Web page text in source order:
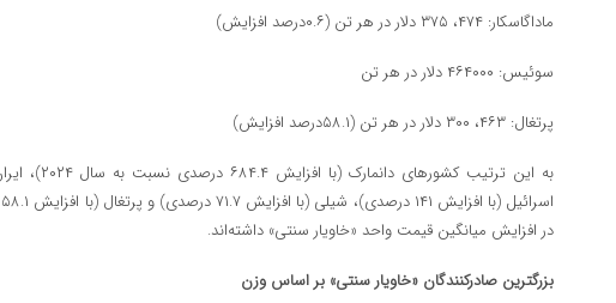
ماداگاسکار: ۴۷۴، ۳۷۵ دلار در هر تن (۰.۶درصد افزایش)
سوئیس: ۴۶۴۰۰۰ دلار در هر تن
پرتغال: ۴۶۳، ۳۰۰ دلار در هر تن (۵۸.۱درصد افزایش)
در افزایش میانگین قیمت واحد «خاویار سنتی» داشته‌اند.
بزرگترین صادرکنندگان «خاویار سنتی» بر اساس وزن